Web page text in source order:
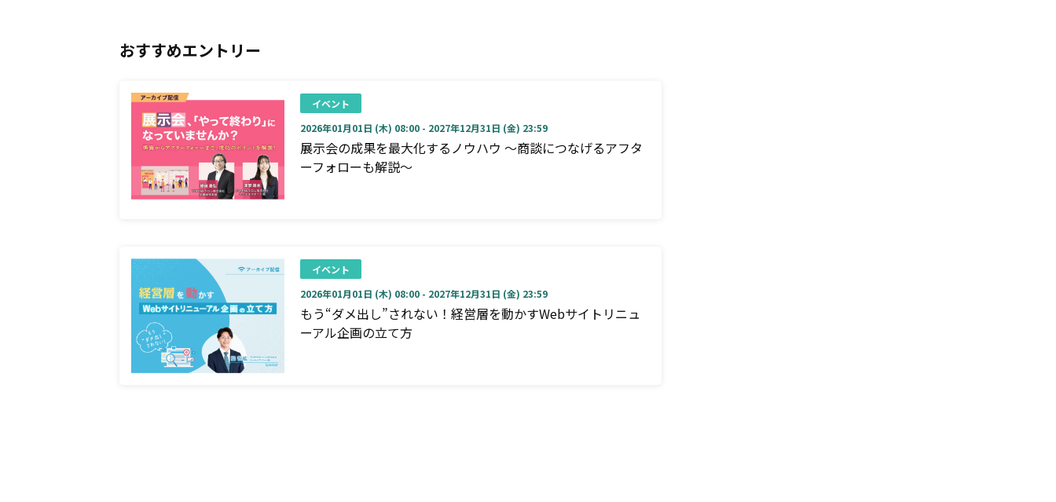
おすすめエントリー
イベント
2026年01月01日 (木) 08:00 - 2027年12月31日 (金) 23:59
展示会の成果を最大化するノウハウ ～商談につなげるアフタ
ーフォローも解説～
イベント
2026年01月01日 (木) 08:00 - 2027年12月31日 (金) 23:59
もう“ダメ出し”されない！経営層を動かすWebサイトリニュ
ーアル企画の立て方